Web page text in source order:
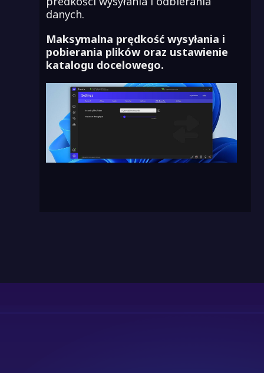
danych.
Maksymalna prędkość wysyłania i
pobierania plików oraz ustawienie
katalogu docelowego.